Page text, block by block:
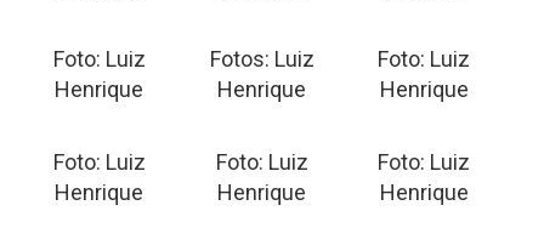
Foto: Luiz
Henrique
Fotos: Luiz
Henrique
Foto: Luiz
Henrique
Foto: Luiz
Henrique
Foto: Luiz
Henrique
Foto: Luiz
Henrique